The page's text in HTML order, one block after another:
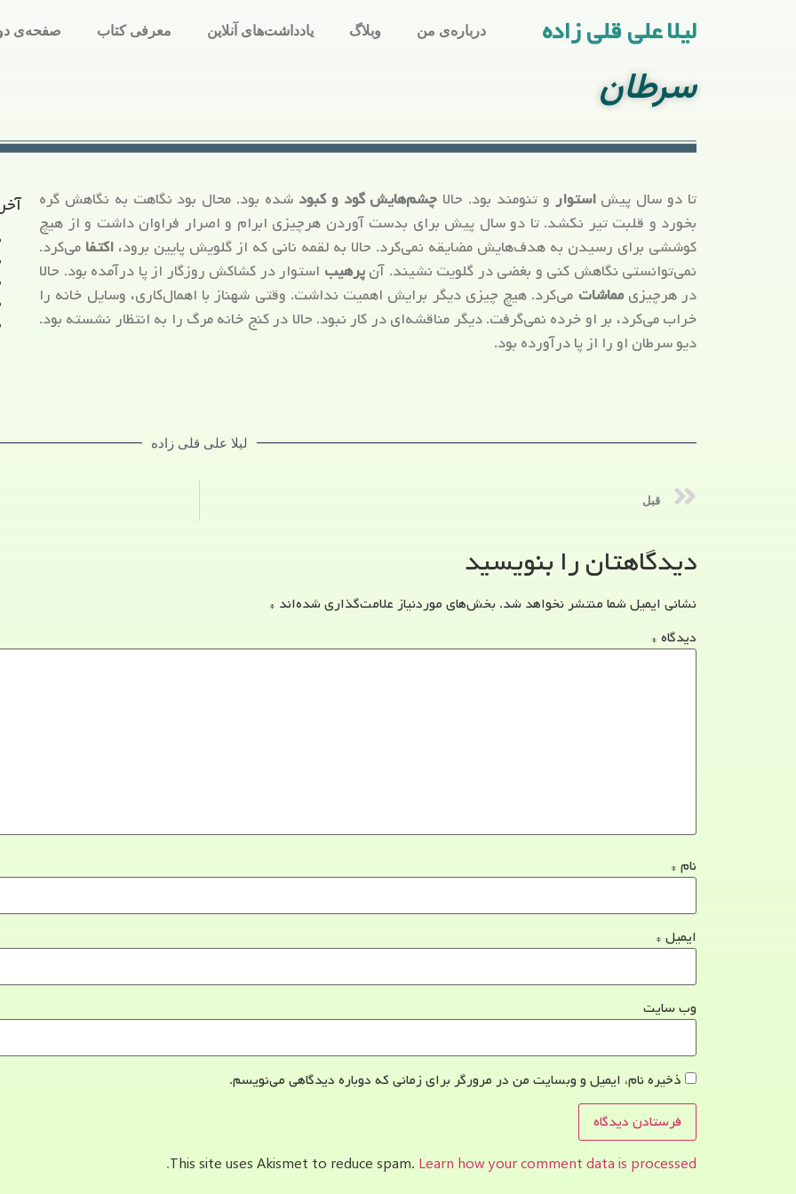
لیلا علی قلی زاده درباره‌ی من وبلاگ یادداشت‌های آنلاین معرفی کتاب صفحه‌ی
سرطان
تا دو سال پیشاستوار و تنومند بود. حالا چشم‌هایش گود و کبود شده بود. محال بود نگاهت به نگاهش گره
بخورد و قلبت تیر نکشد. تا دو سال پیش برای بدست آوردن هرچیزی ابرام و اصرار فراوان داشت و از هیچ
کوششی برای رسیدن به هدف‌هایش مضایقه نمی‌کرد. حالا به لقمه نانی که از گلویش پایین برود،اکتفا می‌کرد.
نمی‌توانستی نگاهش کنی و بغضی در گلویت نشیند. آنپرهیب استوار در کشاکش روزگار از پا درآمده بود. حالا
در هرچیزیمماشات می‌کرد. هیچ چیزی دیگر برایش اهمیت نداشت. وقتی شهناز با اهمال‌کاری، وسایل خانه را
خراب می‌کرد، بر او خرده نمی‌گرفت. دیگر مناقشه‌ای در کار نبود. حالا در کنج خانه مرگ را به انتظار نشسته بود.
دیو سرطان او را از پا درآورده بود.
لیلا علی قلی زاده
قبل
دیدگاهتان را بنویسید
نشانی ایمیل شما منتشر نخواهد شد. بخش‌های موردنیاز علامت‌گذاری شده‌اند *
دیدگاه *
نام *
ایمیل *
وب‌ سایت
ذخیره نام، ایمیل و وبسایت من در مرورگر برای زمانی که دوباره دیدگاهی می‌نویسم.
This site uses Akismet to reduce spam. Learn how your comment data is processed.